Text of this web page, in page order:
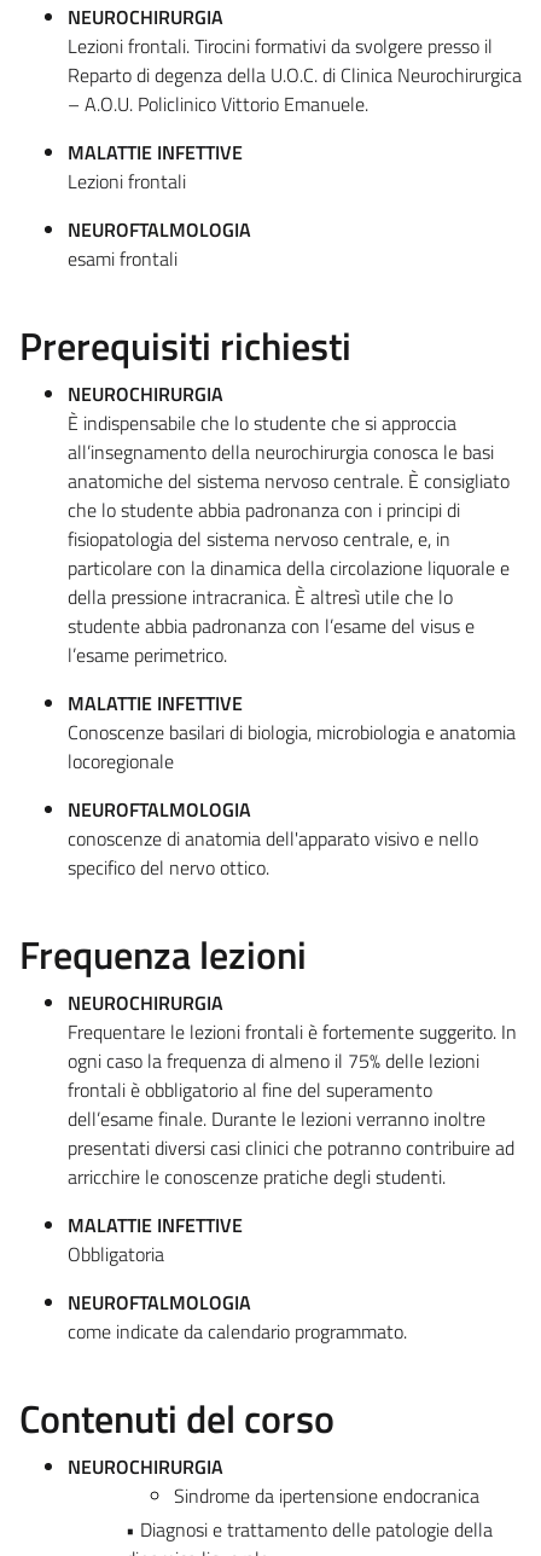
NEUROCHIRURGIA
Lezioni frontali. Tirocini formativi da svolgere presso il
Reparto di degenza della U.O.C. di Clinica Neurochirurgica
– A.O.U. Policlinico Vittorio Emanuele.
MALATTIE INFETTIVE
Lezioni frontali
NEUROFTALMOLOGIA
esami frontali
Prerequisiti richiesti
NEUROCHIRURGIA
È indispensabile che lo studente che si approccia
all’insegnamento della neurochirurgia conosca le basi
anatomiche del sistema nervoso centrale. È consigliato
che lo studente abbia padronanza con i principi di
fisiopatologia del sistema nervoso centrale, e, in
particolare con la dinamica della circolazione liquorale e
della pressione intracranica. È altresì utile che lo
studente abbia padronanza con l’esame del visus e
l’esame perimetrico.
MALATTIE INFETTIVE
Conoscenze basilari di biologia, microbiologia e anatomia
locoregionale
NEUROFTALMOLOGIA
conoscenze di anatomia dell'apparato visivo e nello
specifico del nervo ottico.
Frequenza lezioni
NEUROCHIRURGIA
Frequentare le lezioni frontali è fortemente suggerito. In
ogni caso la frequenza di almeno il 75% delle lezioni
frontali è obbligatorio al fine del superamento
dell’esame finale. Durante le lezioni verranno inoltre
presentati diversi casi clinici che potranno contribuire ad
arricchire le conoscenze pratiche degli studenti.
MALATTIE INFETTIVE
Obbligatoria
NEUROFTALMOLOGIA
come indicate da calendario programmato.
Contenuti del corso
NEUROCHIRURGIA
Sindrome da ipertensione endocranica
• Diagnosi e trattamento delle patologie della